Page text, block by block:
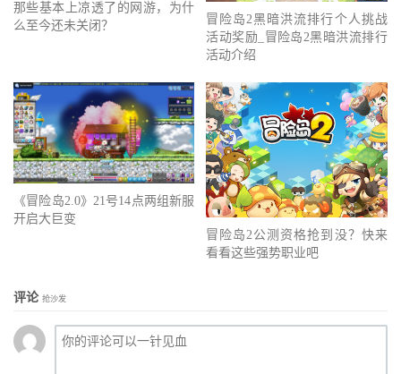
那些基本上凉透了的网游，为什
么至今还未关闭？
冒险岛2黑暗洪流排行个人挑战
活动奖励_冒险岛2黑暗洪流排行
活动介绍
《冒险岛2.0》21号14点两组新服
开启大巨变
冒险岛2公测资格抢到没？快来
看看这些强势职业吧
评论 抢沙发